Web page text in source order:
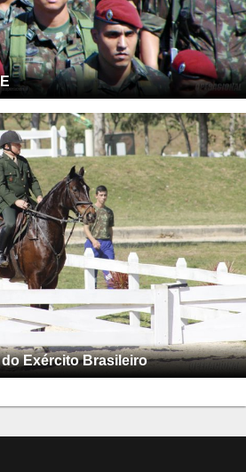
Exército Brasileiro